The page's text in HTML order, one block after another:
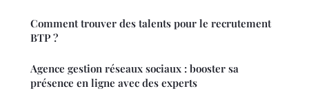
Comment trouver des talents pour le recrutement
BTP ?
Agence gestion réseaux sociaux : booster sa
présence en ligne avec des experts